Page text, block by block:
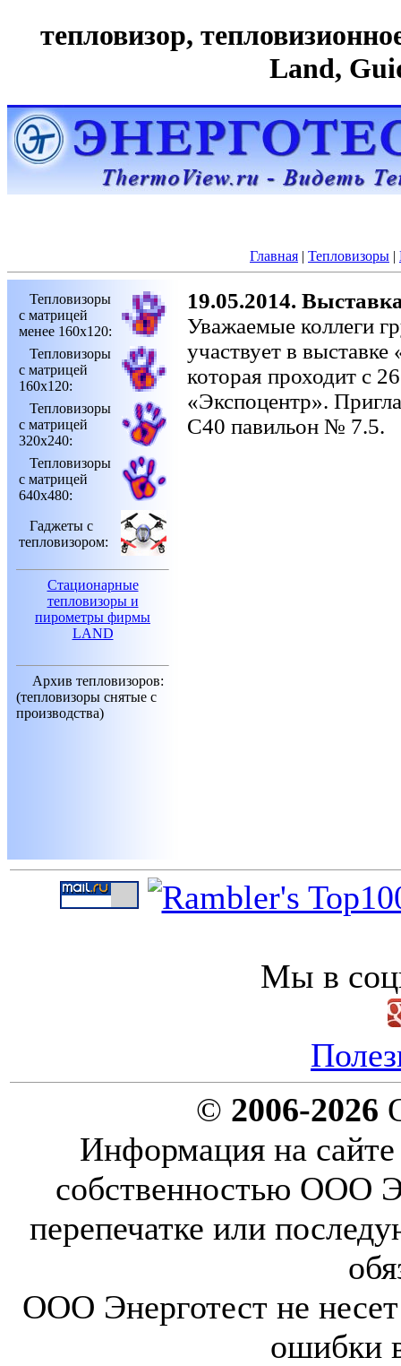
тепловизор,
Land,
Главная | Тепловизоры |
Тепловизоры
с матрицей
менее 160х120:
Тепловизоры
с матрицей
160х120:
Тепловизоры
с матрицей
320х240:
Тепловизоры
с матрицей
640х480:
Гаджеты с
тепловизором:
Стационарные
тепловизоры и
пирометры фирмы
LAND
Архив тепловизоров:
(тепловизоры снятые с
производства)
19.05.2014.
Уважаемые коллеги
участвует в
которая проходит с
«Экспоцентр».
С40 павильон № 7.5.
Мы в
© 2006-2026
Информация на сайте
собственностью ООО
перепечатке или
ООО Энерготест не несет
ошибки